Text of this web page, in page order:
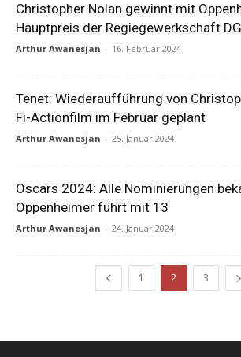
Christopher Nolan gewinnt mit
Hauptpreis der Regiegewerkschaft
Arthur Awanesjan - 16. Februar 2024
Tenet: Wiederaufführung von
Fi-Actionfilm im Februar geplant
Arthur Awanesjan - 25. Januar 2024
Oscars 2024: Alle Nominierungen
Oppenheimer führt mit 13
Arthur Awanesjan - 24. Januar 2024
1 2 3